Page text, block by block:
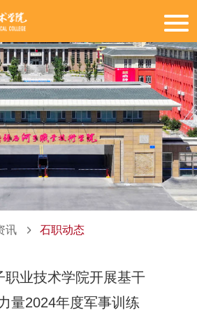
讯 石职动态
职业技术学院开展基干
量2024年度军事训练